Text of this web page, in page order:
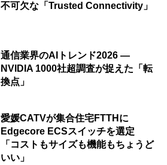
不可欠な「Trusted Connectivity」
通信業界のAIトレンド2026 ―
NVIDIA 1000社超調査が捉えた「転
換点」
愛媛CATVが集合住宅FTTHに
Edgecore ECSスイッチを選定
「コストもサイズも機能もちょうど
いい」